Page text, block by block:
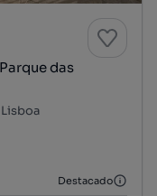
das
Destacado